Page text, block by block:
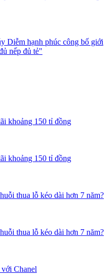
Diễm hạnh phúc công bố giới
nếp đủ tẻ"
khoảng 150 tỉ đồng
khoảng 150 tỉ đồng
thua lỗ kéo dài hơn 7 năm?
thua lỗ kéo dài hơn 7 năm?
Chanel